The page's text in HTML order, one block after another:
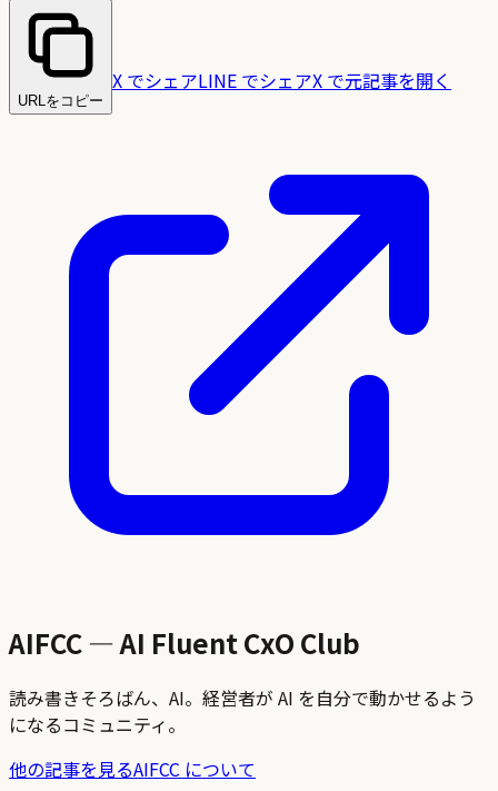
URLをコピー
X でシェアLINE でシェアX で元記事を開く
AIFCC — AI Fluent CxO Club
読み書きそろばん、AI。経営者が AI を自分で動かせるよう
になるコミュニティ。
他の記事を見るAIFCC について